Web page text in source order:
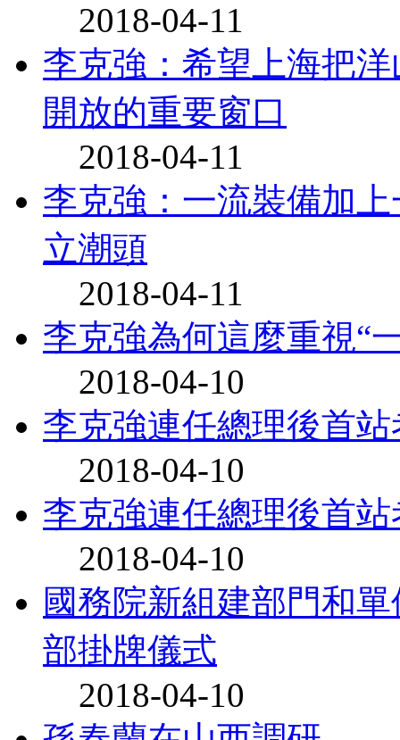
2018-04-11
李克強：希望上海把
開放的重要窗口
2018-04-11
李克強：一流裝備加
立潮頭
2018-04-11
李克強為何這麼重視“
2018-04-10
李克強連任總理後首
2018-04-10
李克強連任總理後首
2018-04-10
國務院新組建部門和
部掛牌儀式
2018-04-10